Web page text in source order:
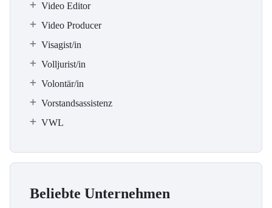
Video Editor
Video Producer
Visagist/in
Volljurist/in
Volontär/in
Vorstandsassistenz
VWL
Beliebte Unternehmen